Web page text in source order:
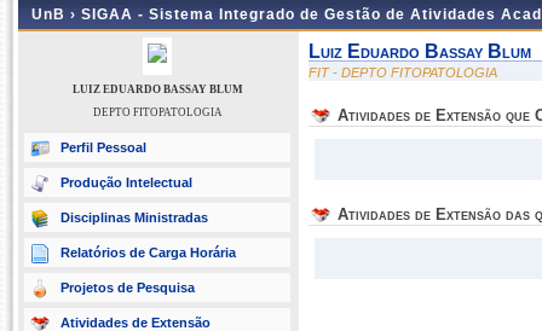
UnB › SIGAA - Sistema Integrado de Gestão de Atividades
LUIZ EDUARDO BASSAY BLUM
DEPTO FITOPATOLOGIA
Perfil Pessoal
Produção Intelectual
Disciplinas Ministradas
Relatórios de Carga Horária
Projetos de Pesquisa
Atividades de Extensão
Luiz Eduardo Bassay Blum
FIT - DEPTO FITOPATOLOGIA
Atividades de Extensão que
Atividades de Extensão das